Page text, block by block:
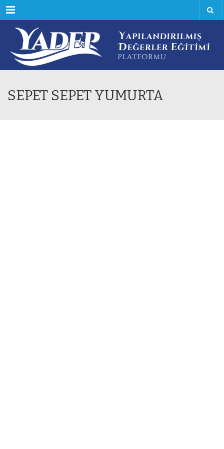
Menu
SEPET SEPET YUMURTA